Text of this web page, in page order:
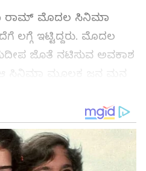
ರಾಮ್ ಮೊದಲ ಸಿನಿಮಾ
ಲಗ್ಗೆ ಇಟ್ಟಿದ್ದರು. ಮೊದಲ
ಜೊತೆ ನಟಿಸುವ ಅವಕಾಶ
suvarna news ಅನ್ನು